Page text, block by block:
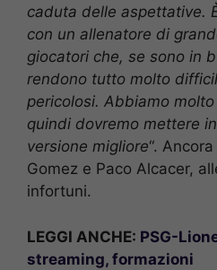
caduta delle aspettative.
con un allenatore di
giocatori che, se sono in
rendono tutto molto
pericolosi. Abbiamo
quindi dovremo mettere
versione migliore“.
Gomez e Paco Alcacer,
infortuni.
LEGGI ANCHE: PSG-
streaming, formazioni